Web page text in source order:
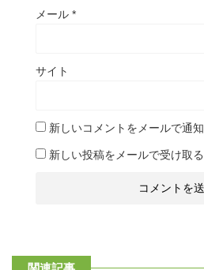
メール *
サイト
新しいコメントをメールで通知
新しい投稿をメールで受け取る